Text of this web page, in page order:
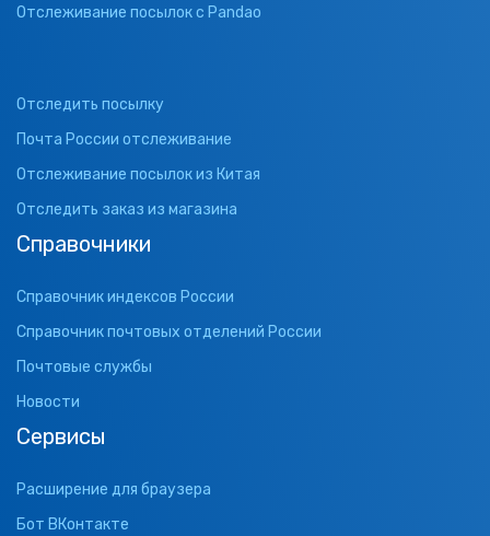
Отслеживание посылок с Pandao
Отследить посылку
Почта России отслеживание
Отслеживание посылок из Китая
Отследить заказ из магазина
Справочники
Справочник индексов России
Справочник почтовых отделений России
Почтовые службы
Новости
Сервисы
Расширение для браузера
Бот ВКонтакте